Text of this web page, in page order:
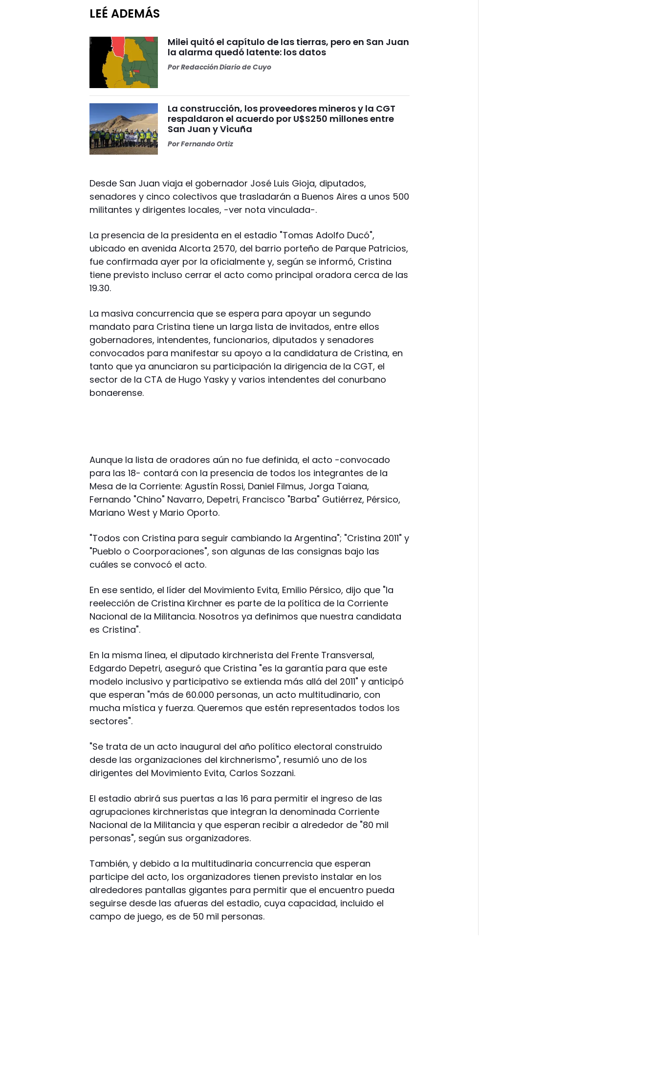
LEÉ ADEMÁS
Milei quitó el capítulo de las tierras, pero en San Juan
la alarma quedó latente: los datos
PorRedacción Diario de Cuyo
La construcción, los proveedores mineros y la CGT
respaldaron el acuerdo por U$S250 millones entre
San Juan y Vicuña
PorFernando Ortiz
Desde San Juan viaja el gobernador José Luis Gioja, diputados,
senadores y cinco colectivos que trasladarán a Buenos Aires a unos 500
militantes y dirigentes locales, -ver nota vinculada-.
La presencia de la presidenta en el estadio "Tomas Adolfo Ducó",
ubicado en avenida Alcorta 2570, del barrio porteño de Parque Patricios,
fue confirmada ayer por la oficialmente y, según se informó, Cristina
tiene previsto incluso cerrar el acto como principal oradora cerca de las
19.30.
La masiva concurrencia que se espera para apoyar un segundo
mandato para Cristina tiene un larga lista de invitados, entre ellos
gobernadores, intendentes, funcionarios, diputados y senadores
convocados para manifestar su apoyo a la candidatura de Cristina, en
tanto que ya anunciaron su participación la dirigencia de la CGT, el
sector de la CTA de Hugo Yasky y varios intendentes del conurbano
bonaerense.
Aunque la lista de oradores aún no fue definida, el acto -convocado
para las 18- contará con la presencia de todos los integrantes de la
Mesa de la Corriente: Agustín Rossi, Daniel Filmus, Jorga Taiana,
Fernando "Chino" Navarro, Depetri, Francisco "Barba" Gutiérrez, Pérsico,
Mariano West y Mario Oporto.
"Todos con Cristina para seguir cambiando la Argentina"; "Cristina 2011" y
"Pueblo o Coorporaciones", son algunas de las consignas bajo las
cuáles se convocó el acto.
En ese sentido, el líder del Movimiento Evita, Emilio Pérsico, dijo que "la
reelección de Cristina Kirchner es parte de la política de la Corriente
Nacional de la Militancia. Nosotros ya definimos que nuestra candidata
es Cristina".
En la misma línea, el diputado kirchnerista del Frente Transversal,
Edgardo Depetri, aseguró que Cristina "es la garantía para que este
modelo inclusivo y participativo se extienda más allá del 2011" y anticipó
que esperan "más de 60.000 personas, un acto multitudinario, con
mucha mística y fuerza. Queremos que estén representados todos los
sectores".
"Se trata de un acto inaugural del año político electoral construido
desde las organizaciones del kirchnerismo", resumió uno de los
dirigentes del Movimiento Evita, Carlos Sozzani.
El estadio abrirá sus puertas a las 16 para permitir el ingreso de las
agrupaciones kirchneristas que integran la denominada Corriente
Nacional de la Militancia y que esperan recibir a alrededor de "80 mil
personas", según sus organizadores.
También, y debido a la multitudinaria concurrencia que esperan
participe del acto, los organizadores tienen previsto instalar en los
alrededores pantallas gigantes para permitir que el encuentro pueda
seguirse desde las afueras del estadio, cuya capacidad, incluido el
campo de juego, es de 50 mil personas.